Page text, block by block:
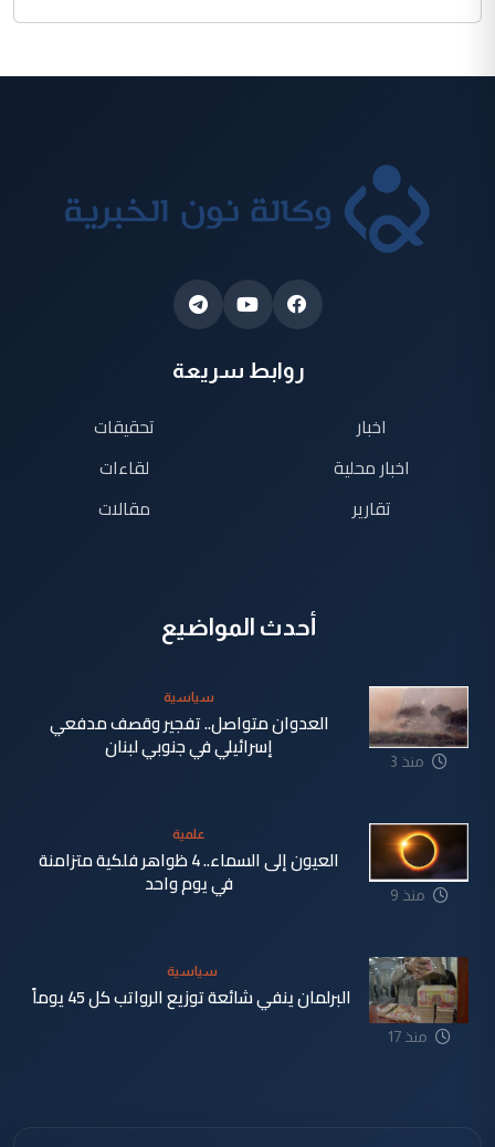
روابط سريعة
اخبار
اخبار محلية
تقارير
تحقيقات
لقاءات
مقالات
أحدث المواضيع
منذ 3
سياسية
العدوان متواصل.. تفجير وقصف مدفعي
إسرائيلي في جنوبي لبنان
منذ 9
علمية
العيون إلى السماء.. 4 ظواهر فلكية متزامنة
في يوم واحد
منذ 17
سياسية
البرلمان ينفي شائعة توزيع الرواتب كل 45 يوماً